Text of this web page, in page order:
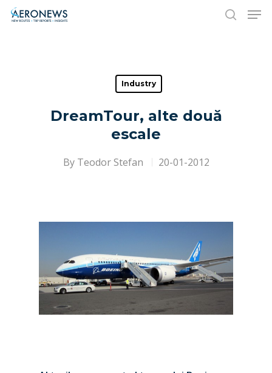
Hit enter to search or ESC to close
Industry
DreamTour, alte două
escale
By Teodor Stefan 20-01-2012